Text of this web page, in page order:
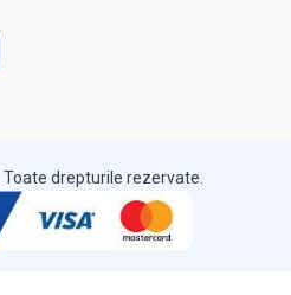
drepturile rezervate.